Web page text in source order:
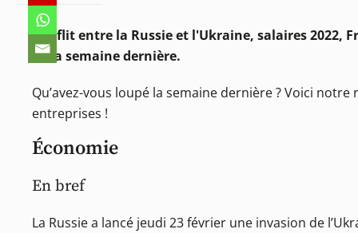
Conflit entre la Russie et l'Ukraine, salaires 2022,
de la semaine dernière.
Qu’avez-vous loupé la semaine dernière ? Voici
entreprises !
Économie
En bref
La Russie a lancé jeudi 23 février une invasion de